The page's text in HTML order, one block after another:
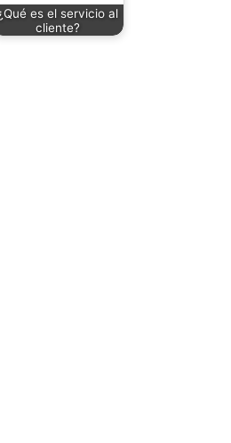
es el servicio al
cliente?